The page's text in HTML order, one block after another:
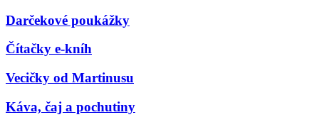
Darčekové poukážky
Čítačky e-kníh
Vecičky od Martinusu
Káva, čaj a pochutiny